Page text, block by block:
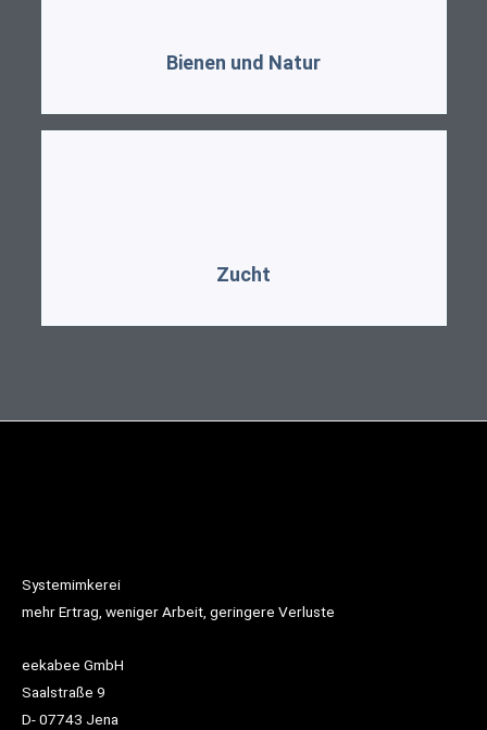
Bienen und Natur
Zucht
Systemimkerei
mehr Ertrag, weniger Arbeit, geringere Verluste
eekabee GmbH
Saalstraße 9
D- 07743 Jena